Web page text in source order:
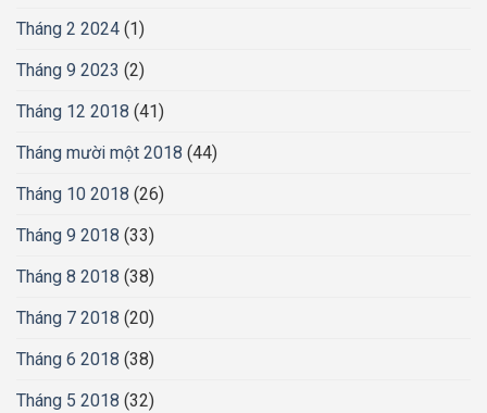
Tháng 2 2024 (1)
Tháng 9 2023 (2)
Tháng 12 2018 (41)
Tháng mười một 2018 (44)
Tháng 10 2018 (26)
Tháng 9 2018 (33)
Tháng 8 2018 (38)
Tháng 7 2018 (20)
Tháng 6 2018 (38)
Tháng 5 2018 (32)